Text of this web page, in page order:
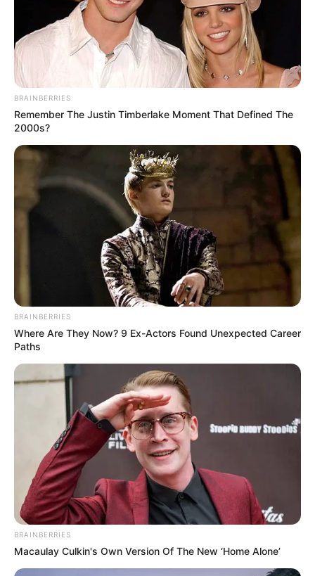
politikailag a helyén maradni az államfő egy ilyen
erősödő nyomás alatt.
BRAINBERRIES
Remember The Justin Timberlake Moment That Defined The
2000s?
BRAINBERRIES
Where Are They Now? 9 Ex-Actors Found Unexpected Career
Paths
BRAINBERRIES
Macaulay Culkin's Own Version Of The New ‘Home Alone’